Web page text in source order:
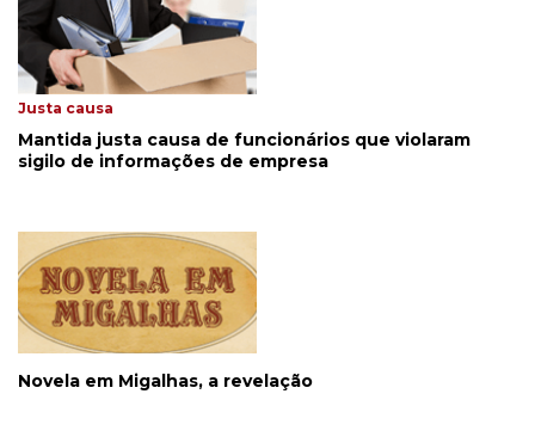
Justa causa
Mantida justa causa de funcionários que violaram
sigilo de informações de empresa
Novela em Migalhas, a revelação